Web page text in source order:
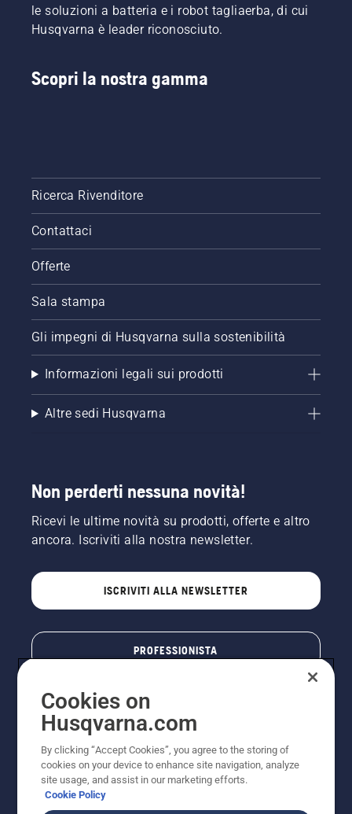
le soluzioni a batteria e i robot tagliaerba, di cui
Husqvarna è leader riconosciuto.
Scopri la nostra gamma
Ricerca Rivenditore
Contattaci
Offerte
Sala stampa
Gli impegni di Husqvarna sulla sostenibilità
Informazioni legali sui prodotti
Altre sedi Husqvarna
Non perderti nessuna novità!
Ricevi le ultime novità su prodotti, offerte e altro
ancora. Iscriviti alla nostra newsletter.
ISCRIVITI ALLA NEWSLETTER
PROFESSIONISTA
Cookies on
Husqvarna.com
By clicking “Accept Cookies”, you agree to the storing of
cookies on your device to enhance site navigation, analyze
site usage, and assist in our marketing efforts.
Cookie Policy